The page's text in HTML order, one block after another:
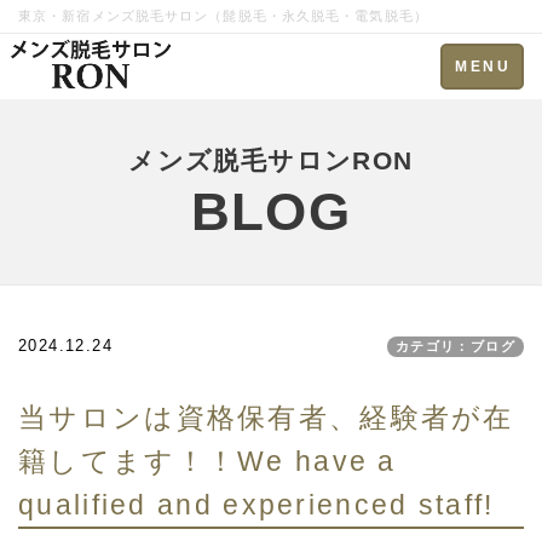
東京・新宿メンズ脱毛サロン（髭脱毛・永久脱毛・電気脱毛）
Toggle
navigation
MENU
メンズ脱毛サロンRON
BLOG
2024.12.24 カテゴリ：ブログ
当サロンは資格保有者、経験者が在
籍してます！！We have a
qualified and experienced staff!